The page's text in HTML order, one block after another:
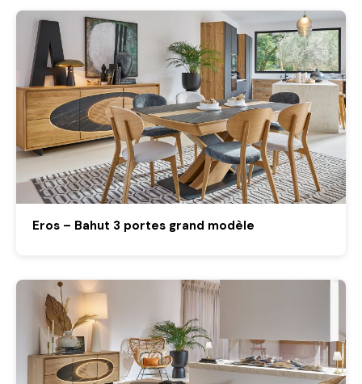
Eros – Bahut 3 portes grand modèle